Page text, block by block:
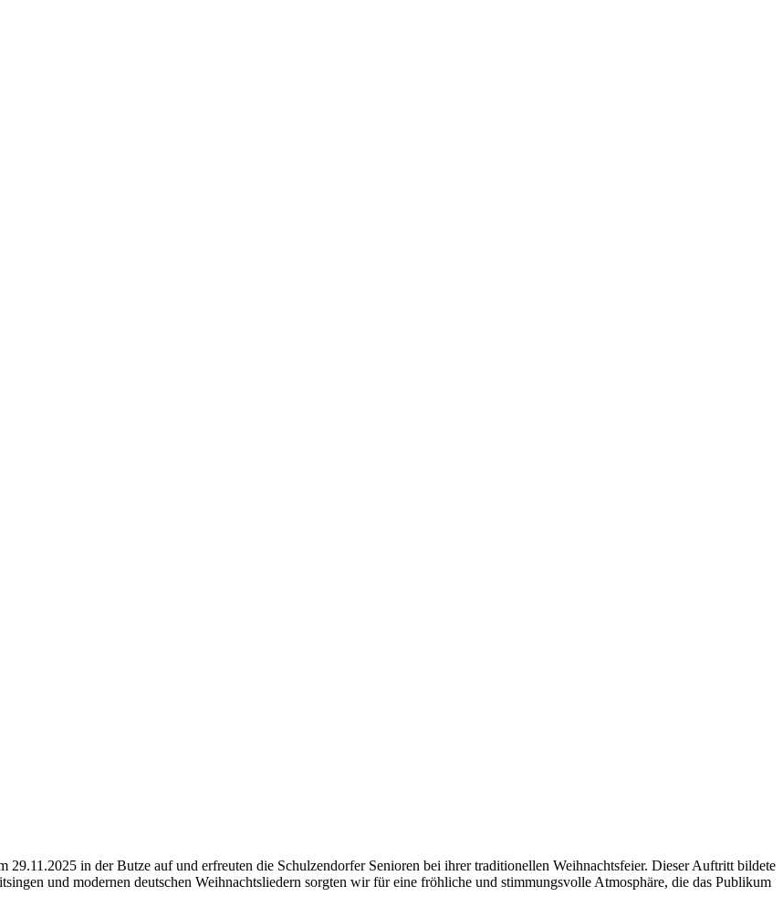
in der Butze auf und erfreuten die Schulzendorfer Senioren bei ihrer traditionellen Weihnachtsfeier. Dieser Auftritt bildete
und modernen deutschen Weihnachtsliedern sorgten wir für eine fröhliche und stimmungsvolle Atmosphäre, die das Publikum